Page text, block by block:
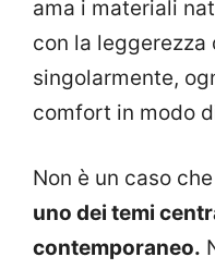
ama i materiali
con la leggerezza
singolarmente,
comfort in modo
Non è un caso che
uno dei temi
contemporaneo.